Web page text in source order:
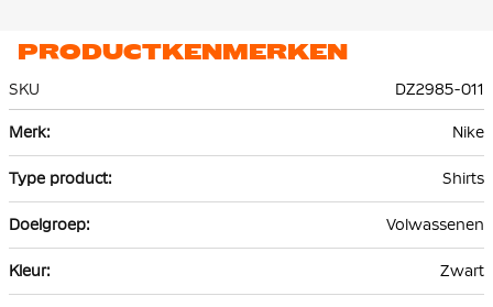
PRODUCTKENMERKEN
SKU
DZ2985-011
informatie
Nike
Shirts
Volwassenen
Zwart